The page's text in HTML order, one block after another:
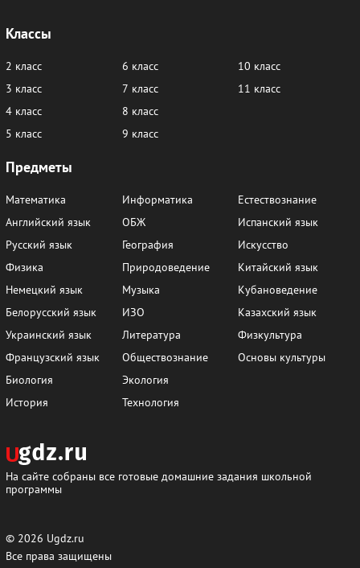
Классы
2 класс
3 класс
4 класс
5 класс
6 класс
7 класс
8 класс
9 класс
10 класс
11 класс
Предметы
Математика
Английский язык
Русский язык
Физика
Немецкий язык
Белорусский язык
Украинский язык
Французский язык
Биология
История
Информатика
ОБЖ
География
Природоведение
Музыка
ИЗО
Литература
Обществознание
Экология
Технология
Естествознание
Испанский язык
Искусство
Китайский язык
Кубановедение
Казахский язык
Физкультура
Основы культуры
На сайте собраны все готовые домашние задания школьной
программы
© 2026 Ugdz.ru
Все права защищены